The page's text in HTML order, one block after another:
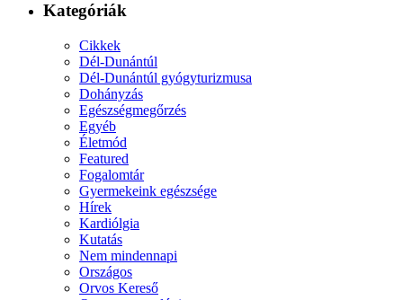
Kategóriák
Cikkek
Dél-Dunántúl
Dél-Dunántúl gyógyturizmusa
Dohányzás
Egészségmegőrzés
Egyéb
Életmód
Featured
Fogalomtár
Gyermekeink egészsége
Hírek
Kardiólgia
Kutatás
Nem mindennapi
Országos
Orvos Kereső